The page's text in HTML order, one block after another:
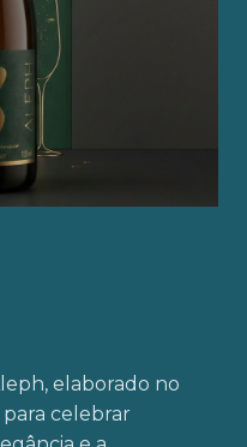
elaborado no
para celebrar